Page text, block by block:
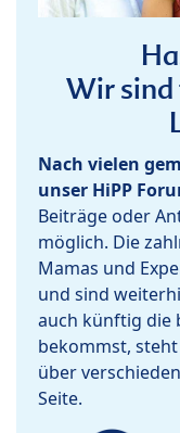
Wir sind
Nach vielen
unser HiPP
Beiträge oder
möglich. Die
Mamas und
und sind
auch künftig die
bekommst,
über
Seite.